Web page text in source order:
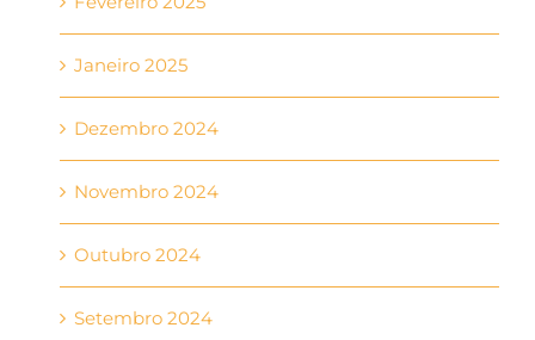
Janeiro 2025
Dezembro 2024
Novembro 2024
Outubro 2024
Setembro 2024